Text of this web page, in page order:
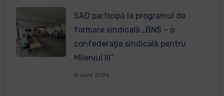
SAD participă la programul de
formare sindicală „BNS – o
confederație sindicală pentru
Mileniul III”
8 iunie 2026